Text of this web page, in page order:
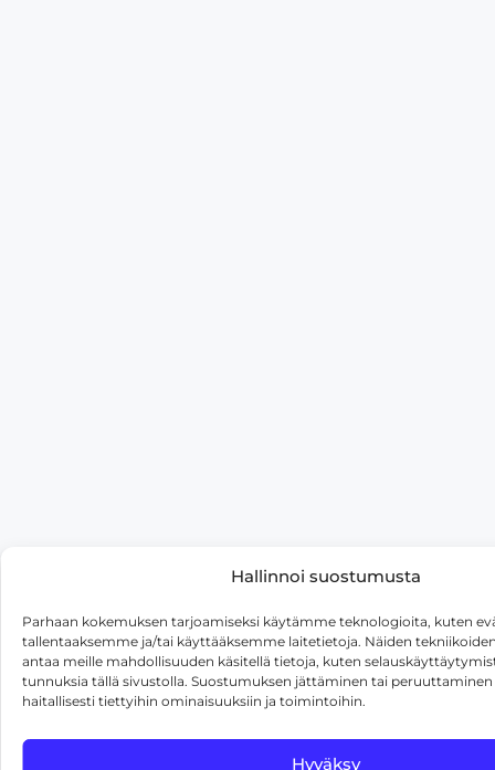
Hallinnoi suostumusta
Parhaan kokemuksen tarjoamiseksi käytämme teknologioita, kuten
tallentaaksemme ja/tai käyttääksemme laitetietoja. Näiden
antaa meille mahdollisuuden käsitellä tietoja, kuten
tunnuksia tällä sivustolla. Suostumuksen jättäminen tai
haitallisesti tiettyihin ominaisuuksiin ja toimintoihin.
Hyväksy